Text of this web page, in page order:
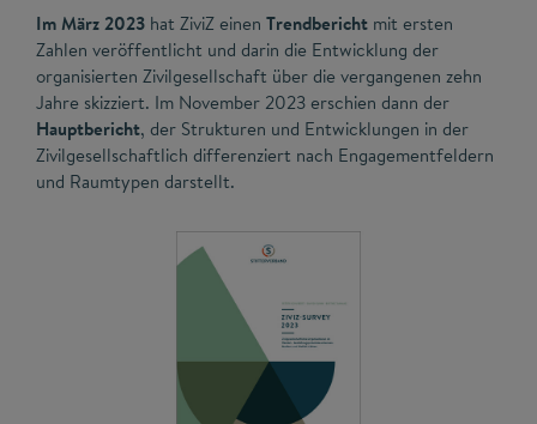
Im März 2023 hat ZiviZ einen Trendbericht mit ersten
Zahlen veröffentlicht und darin die Entwicklung der
organisierten Zivilgesellschaft über die vergangenen zehn
Jahre skizziert. Im November 2023 erschien dann der
Hauptbericht, der Strukturen und Entwicklungen in der
Zivilgesellschaftlich differenziert nach Engagementfeldern
und Raumtypen darstellt.